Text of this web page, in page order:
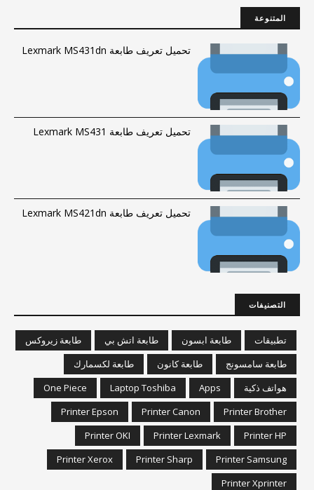
المتنوعة
تحميل تعريف طابعة Lexmark MS431dn
تحميل تعريف طابعة Lexmark MS431
تحميل تعريف طابعة Lexmark MS421dn
التصنيفات
تطبيقات طابعة ابسون طابعة اتش بي
طابعة زيروكس
طابعة سامسونج
طابعة كانون
طابعة لكسمارك
هواتف ذكية
Apps
Laptop Toshiba
One Piece
Printer Brother
Printer Canon
Printer Epson
Printer HP
Printer Lexmark
Printer OKI
Printer Samsung
Printer Sharp
Printer Xerox
Printer Xprinter